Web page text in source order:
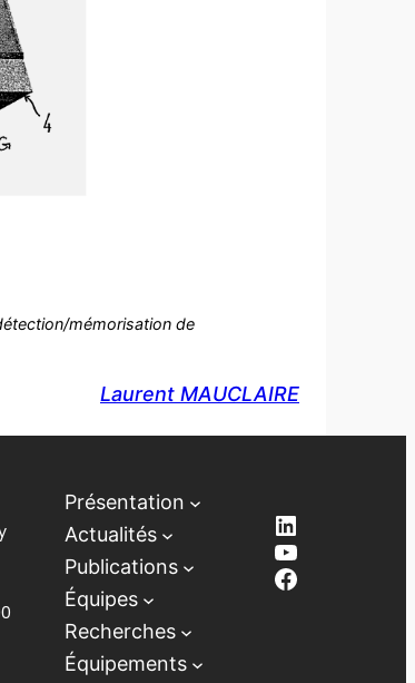
mémorisation de
Laurent MAUCLAIRE
Présentation
Actualités
Publications
Équipes
Recherches
Équipements
LinkedIn
YouTube
Facebook